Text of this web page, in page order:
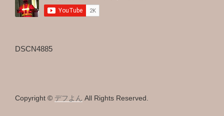
DSCN4885
Copyright © デフよん All Rights Reserved.